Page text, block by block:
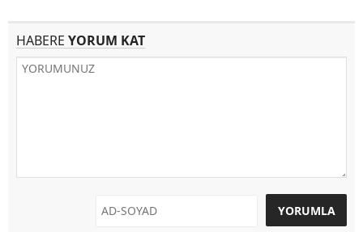
HABERE YORUM KAT